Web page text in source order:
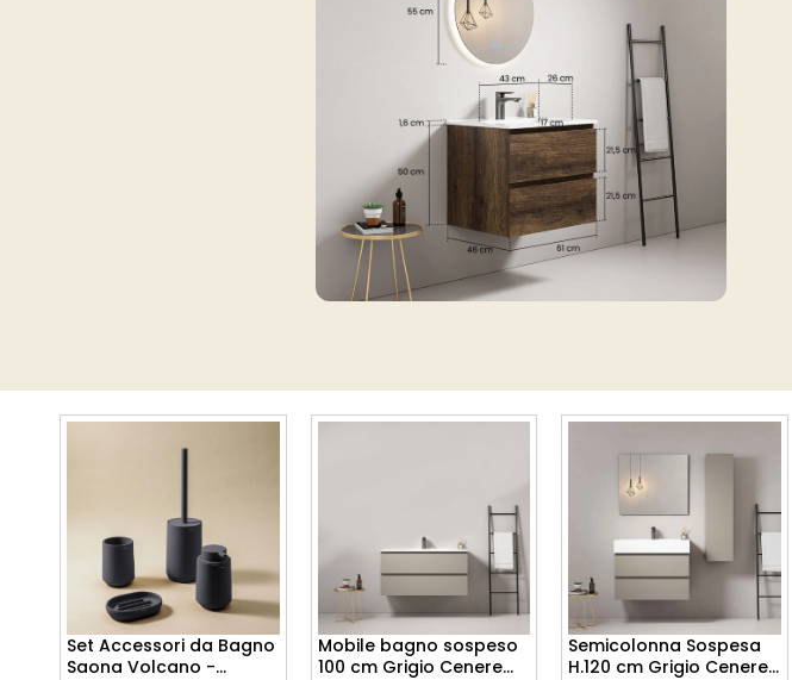
Set Accessori da Bagno
Saona Volcano -
Mobile bagno sospeso
100 cm Grigio Cenere
Semicolonna Sospesa
H.120 cm Grigio Cenere